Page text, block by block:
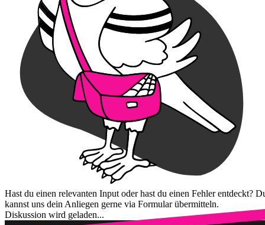
Hast du einen relevanten Input oder hast du einen Fehler entdeckt?
kannst uns dein Anliegen gerne via Formular übermitteln.
Diskussion wird geladen...